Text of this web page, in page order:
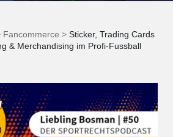
Fancommerce > Sticker, Trading Cards
& Merchandising im Profi-Fussball